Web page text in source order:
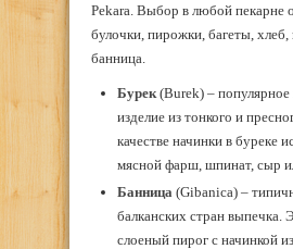
Pekara. Выбор в любой пекарне
булочки, пирожки, багеты, хлеб,
банница.
Бурек(Burek) – популярное
изделие из тонкого и
качестве начинки в буреке
мясной фарш, шпинат, сыр
Банница (Gibanica) –
балканских стран выпечка.
слоеный пирог с начинкой